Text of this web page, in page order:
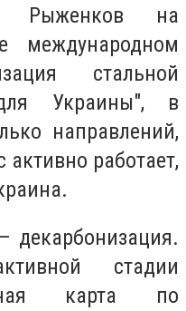
Рыженков на
международном
стальной
Украины", в
направлений,
работает,
декарбонизация.
стадии
карта по